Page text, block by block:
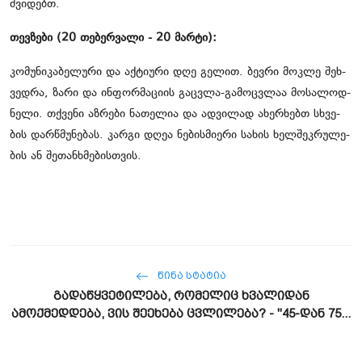
შვი­დებთ.
თევ­ზე­ბი (20 თე­ბერ­ვა­ლი - 20 მარ­ტი):
კო­მუ­ნი­კა­ბე­ლუ­რი და აქ­ტი­უ­რი დღე გე­ლით. ბევ­რი მოკ­ლე შეხ­
ვედ­რა, ზარი და ინ­ფორ­მა­ცი­ის გაც­ვლა-გა­მოც­ვლაა მო­სა­ლოდ­
ნე­ლი. თქვე­ნი აზ­რე­ბი ნა­თე­ლია და ად­ვი­ლად ახერ­ხებთ სხვე­
ბის დარ­წმუ­ნე­ბას. კარ­გი დღეა ნე­ბის­მი­ე­რი სა­ხის ხელ­შეკ­რუ­ლე­
ბის ან შე­თან­ხმე­ბის­თვის.
ᲬᲘᲜᲐ ᲡᲢᲐᲢᲘᲐ
გადაწყვეტილება, რომელიც ხვალიდან
ამოქმედდება, ვის შეეხება ცვლილება? - "45-დან 75...